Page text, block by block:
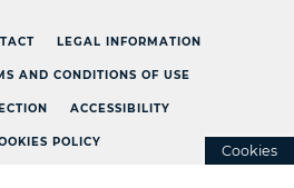
LEGAL INFORMATION
AND CONDITIONS OF USE
ACCESSIBILITY
POLICY